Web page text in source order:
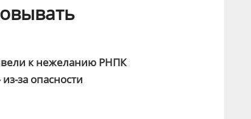
к нежеланию РНПК
за опасности